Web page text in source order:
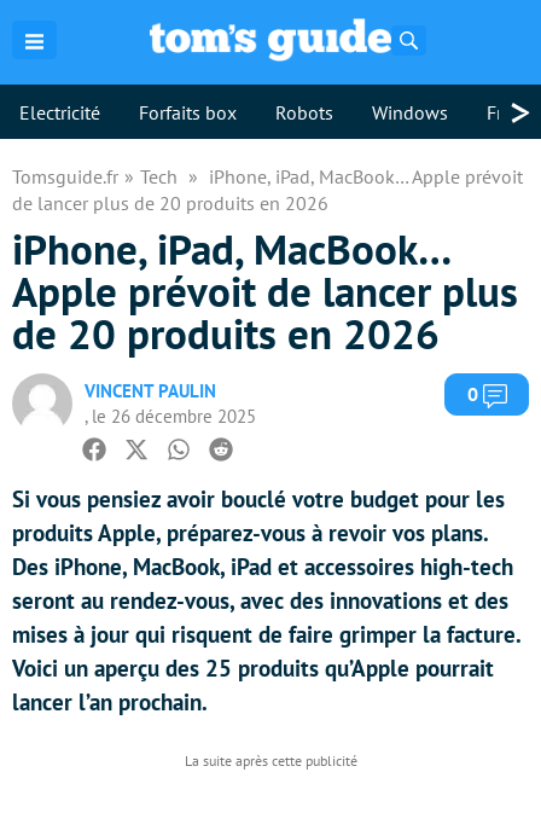
Electricité Forfaits box Robots Windows >
Tomsguide.fr Tech
iPhone, iPad, MacBook… Apple prévoit
de lancer plus de 20 produits en 2026
iPhone, iPad, MacBook…
Apple prévoit de lancer plus
de 20 produits en 2026
VINCENT PAULIN
, le 26 décembre 2025
0
Facebook
TwitterWhatsapp
Reddit
Si vous pensiez avoir bouclé votre budget pour les
produits Apple, préparez-vous à revoir vos plans.
Des iPhone, MacBook, iPad et accessoires high-tech
seront au rendez-vous, avec des innovations et des
mises à jour qui risquent de faire grimper la facture.
Voici un aperçu des 25 produits qu’Apple pourrait
lancer l’an prochain.